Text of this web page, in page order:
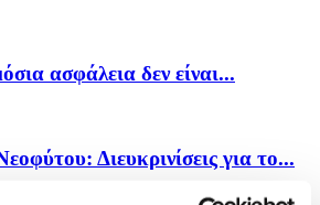
ασφάλεια δεν είναι...
Διευκρινίσεις για το...